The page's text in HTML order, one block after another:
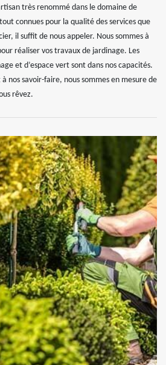
très renommé dans le domaine de
connues pour la qualité des services que
il suffit de nous appeler. Nous sommes à
réaliser vos travaux de jardinage. Les
et d’espace vert sont dans nos capacités.
nos savoir-faire, nous sommes en mesure de
rêvez.